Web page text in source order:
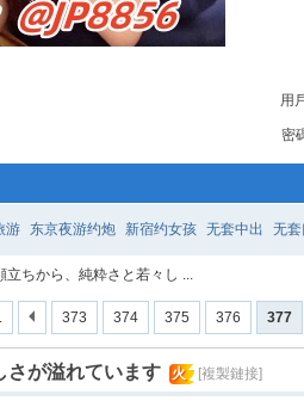
用
密
游 东京夜游约炮 新宿约女孩 无套中出 无
ちから、純粋さと若々し ...
373 374 375 376 377
さが溢れています 火 [複製鏈接]